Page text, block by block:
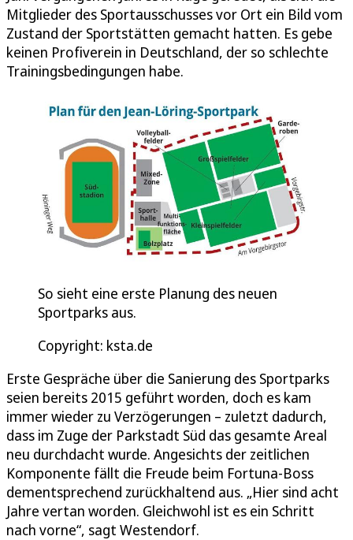
Mitglieder des Sportausschusses vor Ort ein Bild vom
Zustand der Sportstätten gemacht hatten. Es gebe
keinen Profiverein in Deutschland, der so schlechte
Trainingsbedingungen habe.
So sieht eine erste Planung des neuen
Sportparks aus.
Copyright: ksta.de
Erste Gespräche über die Sanierung des Sportparks
seien bereits 2015 geführt worden, doch es kam
immer wieder zu Verzögerungen – zuletzt dadurch,
dass im Zuge der Parkstadt Süd das gesamte Areal
neu durchdacht wurde. Angesichts der zeitlichen
Komponente fällt die Freude beim Fortuna-Boss
dementsprechend zurückhaltend aus. „Hier sind acht
Jahre vertan worden. Gleichwohl ist es ein Schritt
nach vorne“, sagt Westendorf.